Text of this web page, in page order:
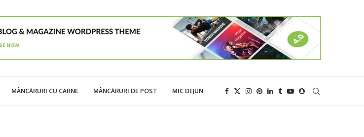
MÂNCĂRURI CU CARNE MÂNCĂRURI DE POST MIC DEJUN